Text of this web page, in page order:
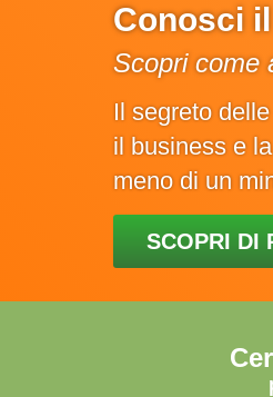
Conosci
Scopri come
Il segreto
il business e
meno di un
SCOPRI DI